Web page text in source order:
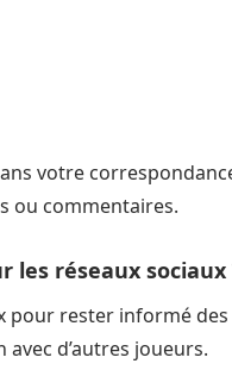
votre
ou commentaires.
les réseaux sociaux
pour rester informé
d’autres joueurs.